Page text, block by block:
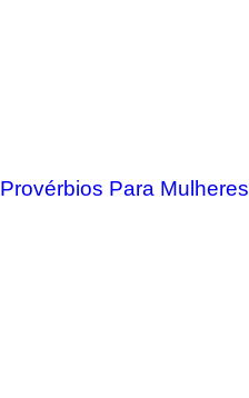
Provérbios Para Mulheres